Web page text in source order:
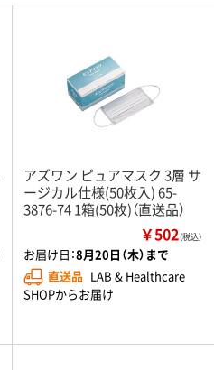
アズワン ピュアマスク 3層 サ
ージカル仕様(50枚入) 65-
3876-74 1箱(50枚)（直送品）
￥502（税込）
お届け日：8月20日（木）まで
直送品 LAB & Healthcare
SHOPからお届け